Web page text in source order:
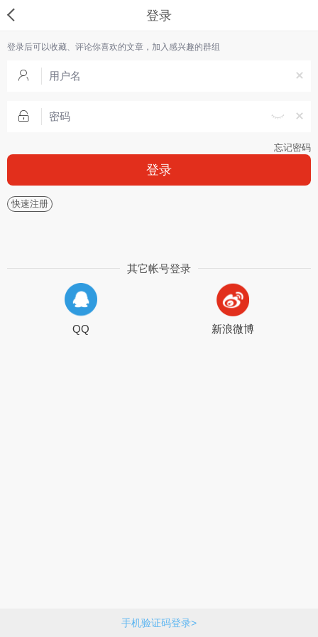
登录
登录后可以收藏、评论你喜欢的文章，加入感兴趣的群组
忘记密码
登录
快速注册
手机验证码登录>
其它帐号登录
QQ 新浪微博